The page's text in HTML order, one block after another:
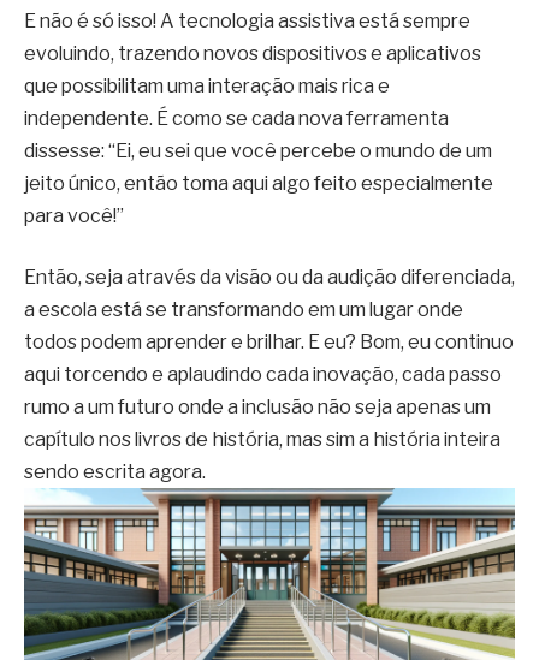
E não é só isso! A tecnologia assistiva está sempre
evoluindo, trazendo novos dispositivos e aplicativos
que possibilitam uma interação mais rica e
independente. É como se cada nova ferramenta
dissesse: “Ei, eu sei que você percebe o mundo de um
jeito único, então toma aqui algo feito especialmente
para você!”
Então, seja através da visão ou da audição diferenciada,
a escola está se transformando em um lugar onde
todos podem aprender e brilhar. E eu? Bom, eu continuo
aqui torcendo e aplaudindo cada inovação, cada passo
rumo a um futuro onde a inclusão não seja apenas um
capítulo nos livros de história, mas sim a história inteira
sendo escrita agora.